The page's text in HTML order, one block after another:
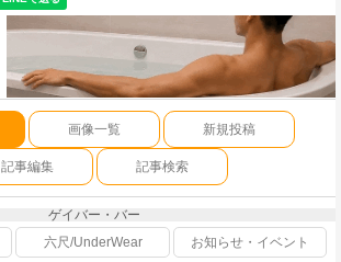
画像一覧 新規投稿
記事編集 記事検索
ゲイバー・バー
六尺/UnderWear
お知らせ・イベント